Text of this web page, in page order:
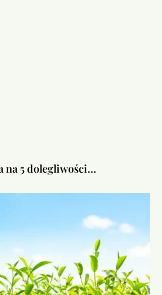
na 5 dolegliwości…